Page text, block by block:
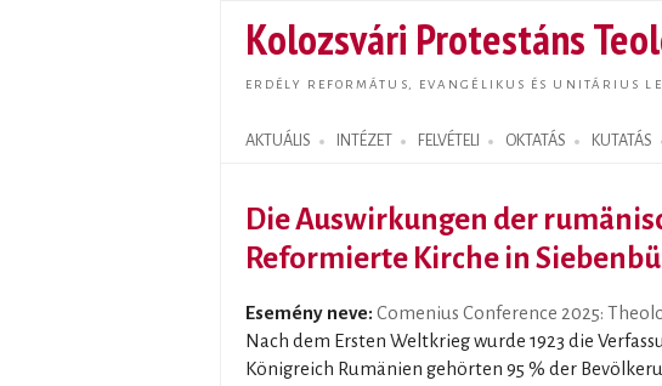
Kolozsvári Protestáns
ERDÉLY REFORMÁTUS, EVANGÉLIKUS ÉS UNITÁRIUS
AKTUÁLIS INTÉZET FELVÉTELI OKTATÁS KUTATÁS
Search form
Die Auswirkungen der
Reformierte Kirche in
Esemény neve: Comenius Conference 2025:
Nach dem Ersten Weltkrieg wurde 1923 die
Königreich Rumänien gehörten 95 % der